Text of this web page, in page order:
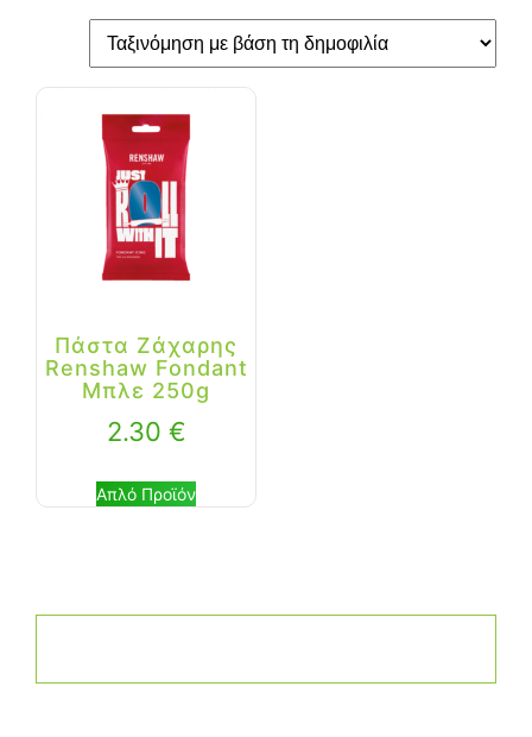
Πάστα Ζάχαρης
Renshaw Fondant
Μπλε 250g
2.30 €
Απλό Προϊόν